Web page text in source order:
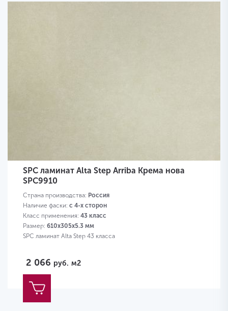
SPC ламинат Alta Step Arriba Крема нова
SPC9910
Страна производства: Россия
Наличие фаски: с 4-х сторон
Класс применения: 43 класс
Размер: 610х305х5.3 мм
SPC ламинат Alta Step 43 класса
2 066 руб. м2